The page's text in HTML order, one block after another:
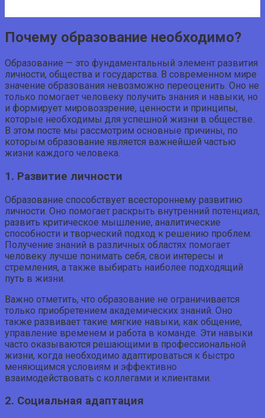
Почему образование необходимо?
Образование — это фундаментальный элемент развития
личности, общества и государства. В современном мире
значение образования невозможно переоценить. Оно не
только помогает человеку получить знания и навыки, но
и формирует мировоззрение, ценности и принципы,
которые необходимы для успешной жизни в обществе.
В этом посте мы рассмотрим основные причины, по
которым образование является важнейшей частью
жизни каждого человека.
1. Развитие личности
Образование способствует всестороннему развитию
личности. Оно помогает раскрыть внутренний потенциал,
развить критическое мышление, аналитические
способности и творческий подход к решению проблем.
Получение знаний в различных областях помогает
человеку лучше понимать себя, свои интересы и
стремления, а также выбирать наиболее подходящий
путь в жизни.
Важно отметить, что образование не ограничивается
только приобретением академических знаний. Оно
также развивает такие мягкие навыки, как общение,
управление временем и работа в команде. Эти навыки
часто оказываются решающими в профессиональной
жизни, когда необходимо адаптироваться к быстро
меняющимся условиям и эффективно
взаимодействовать с коллегами и клиентами.
2. Социальная адаптация